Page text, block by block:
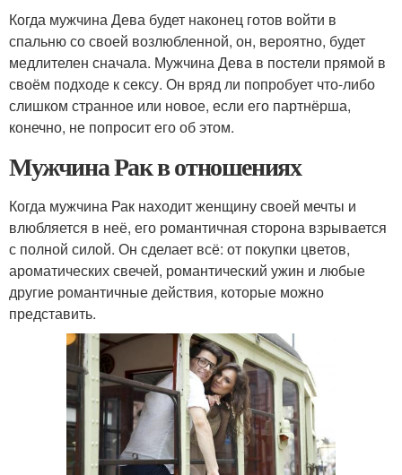
Когда мужчина Дева будет наконец готов войти в
спальню со своей возлюбленной, он, вероятно, будет
медлителен сначала. Мужчина Дева в постели прямой в
своём подходе к сексу. Он вряд ли попробует что-либо
слишком странное или новое, если его партнёрша,
конечно, не попросит его об этом.
Мужчина Рак в отношениях
Когда мужчина Рак находит женщину своей мечты и
влюбляется в неё, его романтичная сторона взрывается
с полной силой. Он сделает всё: от покупки цветов,
ароматических свечей, романтический ужин и любые
другие романтичные действия, которые можно
представить.